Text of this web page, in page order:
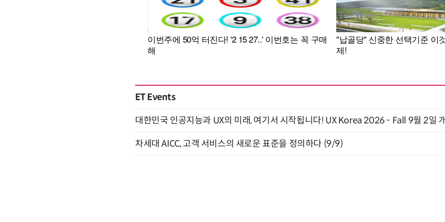
ET Events
대한민국 인공지능과 UX의 미래, 여기서 시작됩니다! UX Korea 2026 - Fall 9월 2일
차세대 AICC, 고객 서비스의 새로운 표준을 정의하다 (9/9)